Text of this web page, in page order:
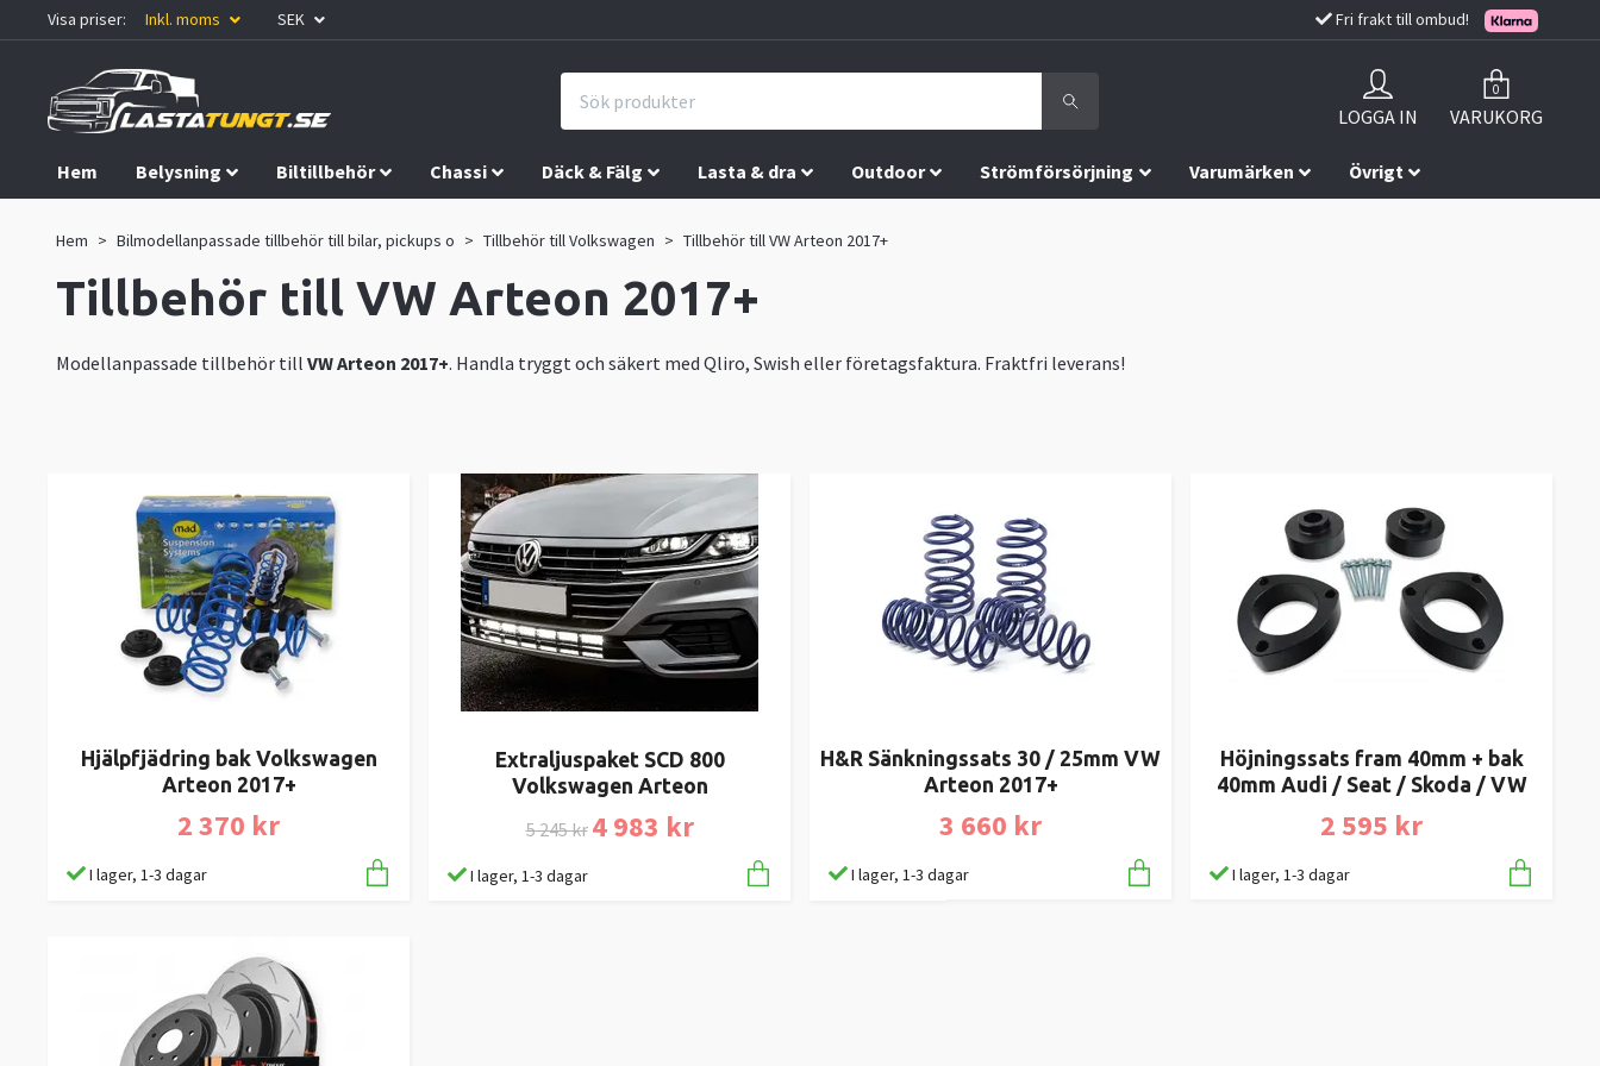
Visa priser: Inkl. moms SEK Fri frakt till ombud!
LOGGA IN
0
VARUKORG
Hem Belysning Biltillbehör Chassi Däck & Fälg Lasta & dra Outdoor Strömförsörjning Varumärken Övrigt
Hem Bilmodellanpassade tillbehör till bilar, pickups o Tillbehör till Volkswagen Tillbehör till VW Arteon 2017+
Tillbehör till VW Arteon 2017+
Modellanpassade tillbehör till VW Arteon 2017+. Handla tryggt och säkert med Qliro, Swish eller företagsfaktura. Fraktfri leverans!
Hjälpfjädring bak Volkswagen
Arteon 2017+
2 370 kr
I lager, 1-3 dagar
Extraljuspaket SCD 800
Volkswagen Arteon
5 245 kr 4 983 kr
I lager, 1-3 dagar
H&R Sänkningssats 30 / 25mm VW
Arteon 2017+
3 660 kr
I lager, 1-3 dagar
Höjningssats fram 40mm + bak
40mm Audi / Seat / Skoda / VW
2 595 kr
I lager, 1-3 dagar